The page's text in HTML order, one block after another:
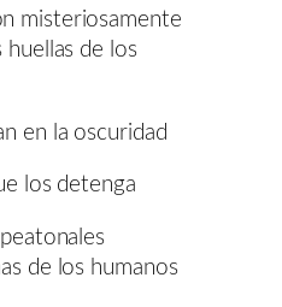
misteriosamente
huellas de los
en la oscuridad
los detenga
de los humanos